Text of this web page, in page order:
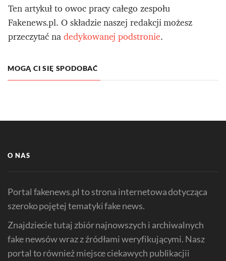
Ten artykuł to owoc pracy całego zespołu
Fakenews.pl. O składzie naszej redakcji możesz
przeczytać nadedykowanej podstronie.
MOGĄ CI SIĘ SPODOBAĆ
O NAS
Portal fakenews.pl to strona internetowa dotycząca
szeroko pojętej tematyki fake news.
Znajdziecie tutaj zbiór najnowszych i archiwalnych
fake newsów wraz z źródłami weryfikującymi. Nasz
portal to również miejsce ciekawych publikacjii